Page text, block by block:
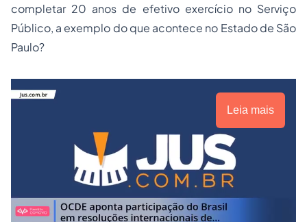
completar 20 anos de efetivo exercício no Serviço
Público, a exemplo do que acontece no Estado de São
Paulo?
Leia mais